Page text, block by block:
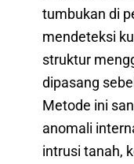
tumbukan di
mendeteksi
struktur
dipasang
Metode ini
anomali
intrusi tanah,